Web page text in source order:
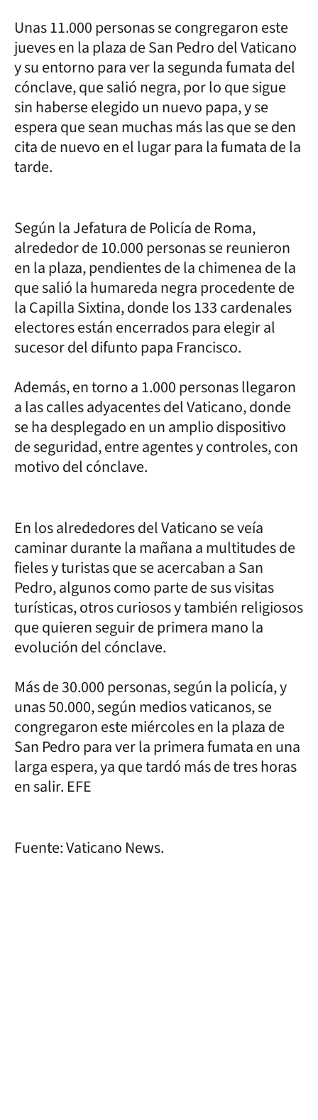
Unas 11.000 personas se congregaron este
jueves en la plaza de San Pedro del Vaticano
y su entorno para ver la segunda fumata del
cónclave, que salió negra, por lo que sigue
sin haberse elegido un nuevo papa, y se
espera que sean muchas más las que se den
cita de nuevo en el lugar para la fumata de la
tarde.
Según la Jefatura de Policía de Roma,
alrededor de 10.000 personas se reunieron
en la plaza, pendientes de la chimenea de la
que salió la humareda negra procedente de
la Capilla Sixtina, donde los 133 cardenales
electores están encerrados para elegir al
sucesor del difunto papa Francisco.
Además, en torno a 1.000 personas llegaron
a las calles adyacentes del Vaticano, donde
se ha desplegado en un amplio dispositivo
de seguridad, entre agentes y controles, con
motivo del cónclave.
En los alrededores del Vaticano se veía
caminar durante la mañana a multitudes de
fieles y turistas que se acercaban a San
Pedro, algunos como parte de sus visitas
turísticas, otros curiosos y también religiosos
que quieren seguir de primera mano la
evolución del cónclave.
Más de 30.000 personas, según la policía, y
unas 50.000, según medios vaticanos, se
congregaron este miércoles en la plaza de
San Pedro para ver la primera fumata en una
larga espera, ya que tardó más de tres horas
en salir. EFE
Fuente: Vaticano News.